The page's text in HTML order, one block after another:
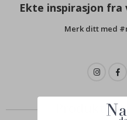
Ekte inspirasjon
Merk ditt med
Produkter